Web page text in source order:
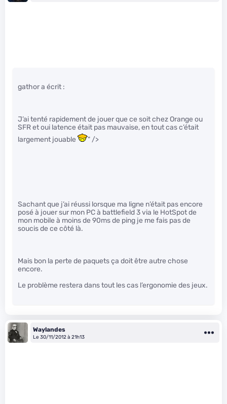
gathor a écrit :
J’ai tenté rapidement de jouer que ce soit chez Orange ou
SFR et oui latence était pas mauvaise, en tout cas c’était
largement jouable
" />
Sachant que j’ai réussi lorsque ma ligne n’était pas encore
posé à jouer sur mon PC à battlefield 3 via le HotSpot de
mon mobile à moins de 90ms de ping je me fais pas de
soucis de ce côté là.
Mais bon la perte de paquets ça doit être autre chose
encore.
Le problème restera dans tout les cas l’ergonomie des jeux.
Waylandes
Le 30/11/2012 à 21h13